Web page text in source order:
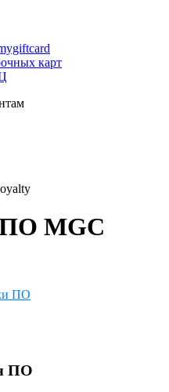
карт
MGC
ПО
ПО